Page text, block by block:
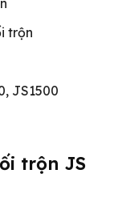
trộn
JS1500
trộn JS